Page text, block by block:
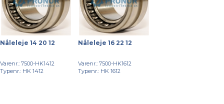
Nåleleje 14 20 12
Varenr.: 7500-HK1412
Typenr.: HK 1412
Nåleleje 16 22 12
Varenr.: 7500-HK1612
Typenr.: HK 1612